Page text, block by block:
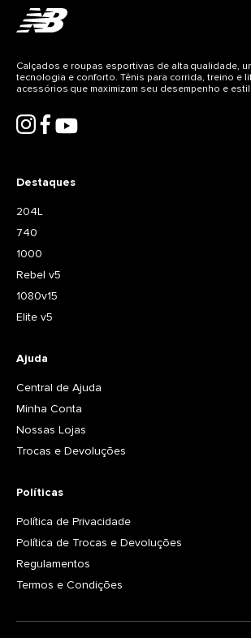
Destaques
204L
740
1000
Rebel v5
1080v15
Elite v5
Ajuda
Central de Ajuda
Minha Conta
Nossas Lojas
Trocas e Devoluções
Políticas
Política de Privacidade
Política de Trocas e Devoluções
Regulamentos
Termos e Condições
Calçados e roupas esportivas de alta qualidade,
tecnologia e conforto. Tênis para corrida, treino e
acessórios que maximizam seu desempenho e